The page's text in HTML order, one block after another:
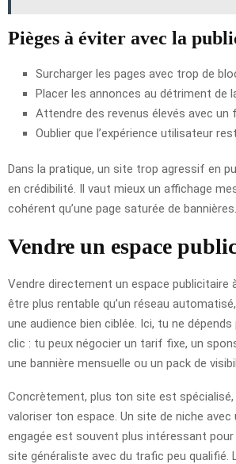
Pièges à éviter avec la
Surcharger les pages avec trop de
Placer les annonces au détriment de
Attendre des revenus élevés avec un
Oublier que l’expérience utilisateur
Dans la pratique, un site trop agressif en
en crédibilité. Il vaut mieux un affichage
cohérent qu’une page saturée de bannières.
Vendre un espace
Vendre directement un espace publicitaire
être plus rentable qu’un réseau
une audience bien ciblée. Ici, tu ne
clic : tu peux négocier un tarif fixe, un
une bannière mensuelle ou un pack de
Concrètement, plus ton site est spécialisé,
valoriser ton espace. Un site de niche avec
engagée est souvent plus intéressant pour
site généraliste avec du trafic peu qualifié.